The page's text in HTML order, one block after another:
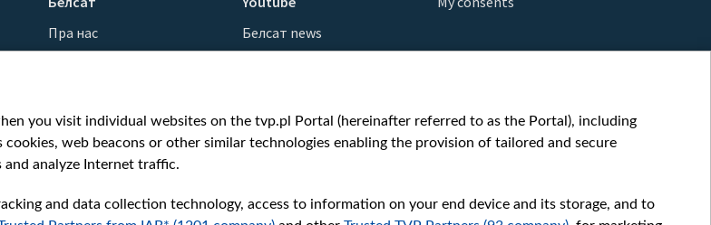
Пра нас
Кантакты
Як нас глядзець
Узнагароды
Міжнародная супраца
Ціск з боку ўладаў
Беларусі
Белсат news
Белсат Shorts
Belsat English
Biełsat PL
Белсат History
Белсат Music
you visit individual websites on the tvp.pl Portal (hereinafter referred to as the Portal), including
web beacons or other similar technologies enabling the provision of tailored and secure
and analyze Internet traffic.
and data collection technology, access to information on your end device and its storage, and to